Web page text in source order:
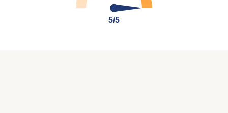
5/5
5/5